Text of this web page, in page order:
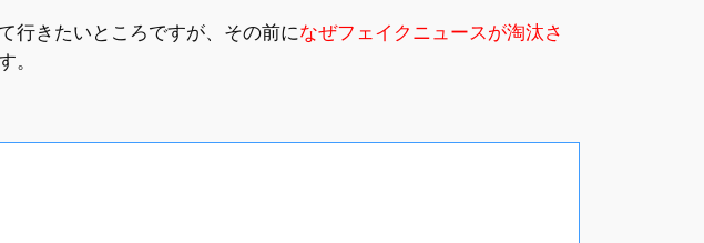
行きたいところですが、その前になぜフェイクニュースが淘汰さ
。